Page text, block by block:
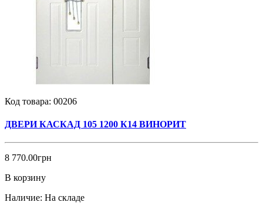
Код товара: 00206
ДВЕРИ КАСКАД 105 1200 К14 ВИНОРИТ
8 770.00грн
В корзину
Наличие: На складе